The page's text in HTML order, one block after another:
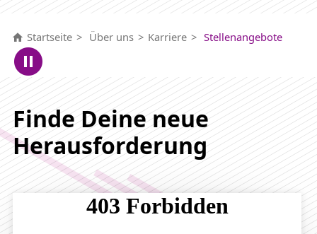
Startseite Über uns Karriere Stellenangebote
Finde Deine neue
Herausforderung